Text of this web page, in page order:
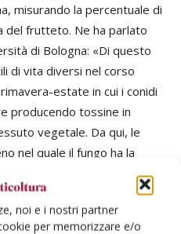
noi e i nostri partner
per memorizzare e/o
misurando la percentuale di
frutteto. Ne ha parlato
di Bologna: «Di questo
di vita diversi nel corso
estate in cui i conidi
producendo tossine in
vegetale. Da qui, le
nel quale il fungo ha la
in una fase di vita saprofita
e durante la quale si nutre
In questa fase